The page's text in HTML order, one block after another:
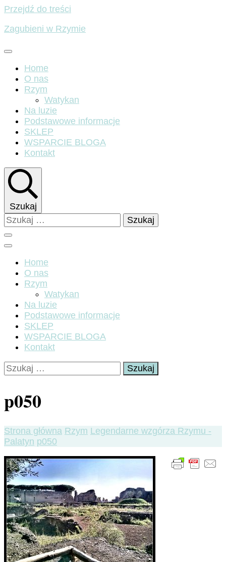
Przejdź do treści
Zagubieni w Rzymie
Home
O nas
Rzym
Watykan
Na luzie
Podstawowe informacje
SKLEP
WSPARCIE BLOGA
Kontakt
Szukaj
Szukaj:
Home
O nas
Rzym
Watykan
Na luzie
Podstawowe informacje
SKLEP
WSPARCIE BLOGA
Kontakt
Szukaj:
p050
Strona główna Rzym Legendarne wzgórza Rzymu -
Palatyn p050